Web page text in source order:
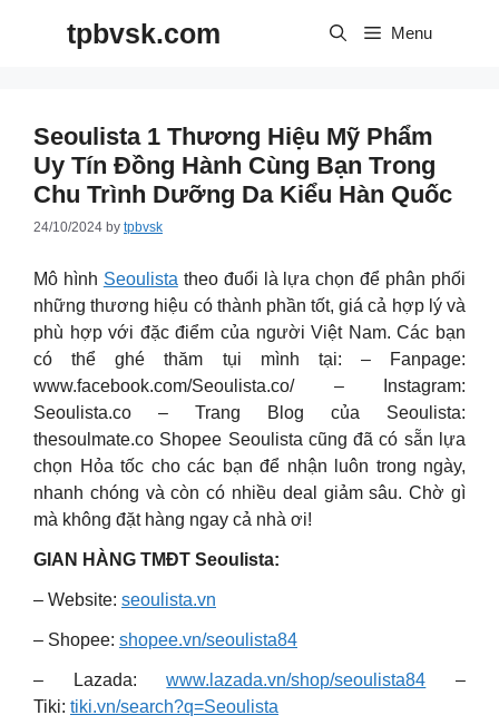
tpbvsk.com Menu
Seoulista 1 Thương Hiệu Mỹ Phẩm
Uy Tín Đồng Hành Cùng Bạn Trong
Chu Trình Dưỡng Da Kiểu Hàn Quốc
24/10/2024 by tpbvsk
Mô hình Seoulista theo đuổi là lựa chọn để phân phối
những thương hiệu có thành phần tốt, giá cả hợp lý và
phù hợp với đặc điểm của người Việt Nam. Các bạn
có thể ghé thăm tụi mình tại: – Fanpage:
www.facebook.com/Seoulista.co/ – Instagram:
Seoulista.co – Trang Blog của Seoulista:
thesoulmate.co Shopee Seoulista cũng đã có sẵn lựa
chọn Hỏa tốc cho các bạn để nhận luôn trong ngày,
nhanh chóng và còn có nhiều deal giảm sâu. Chờ gì
mà không đặt hàng ngay cả nhà ơi!
GIAN HÀNG TMĐT Seoulista:
– Website: seoulista.vn
– Shopee: shopee.vn/seoulista84
– Lazada:www.lazada.vn/shop/seoulista84 –
Tiki: tiki.vn/search?q=Seoulista